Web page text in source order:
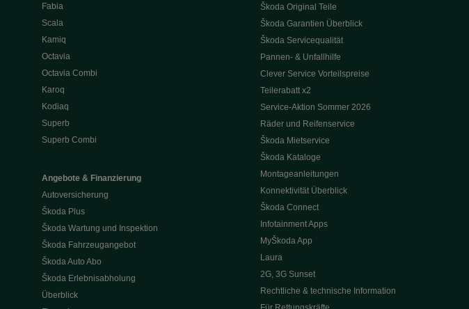
Fabia
Scala
Kamiq
Octavia
Octavia Combi
Karoq
Kodiaq
Superb
Superb Combi
Angebote & Finanzierung
Autoversicherung
Škoda Plus
Škoda Wartung und Inspektion
Škoda Fahrzeugangebot
Škoda Auto Abo
Škoda Erlebnisabholung
Überblick
Škoda Original Teile
Škoda Garantien Überblick
Škoda Servicequalität
Pannen- & Unfallhilfe
Clever Service Vorteilspreise
Teilerabatt x2
Service-Aktion Sommer 2026
Räder und Reifenservice
Škoda Mietservice
Škoda Kataloge
Montageanleitungen
Konnektivität Überblick
Škoda Connect
Infotainment Apps
MyŠkoda App
Laura
2G, 3G Sunset
Rechtliche & technische Information